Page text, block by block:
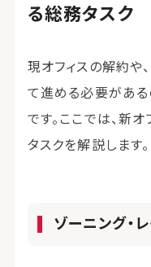
る総務タスク
現オフィスの解約や
て進める必要がある
です。ここでは、新
タスクを解説します。
ゾーニング・